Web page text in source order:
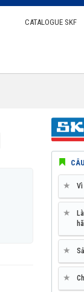
CATALOGUE SKF
★ Vì
★
★
★